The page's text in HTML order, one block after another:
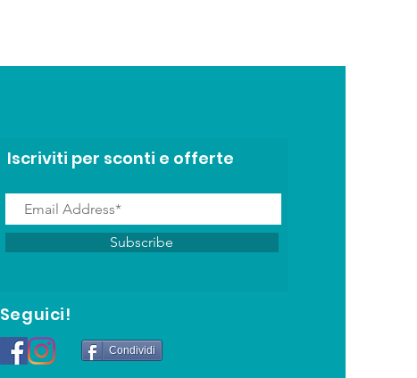
Iscriviti per sconti e offerte
Subscribe
Seguici!
Condividi